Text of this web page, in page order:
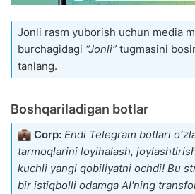
Jonli rasm yuborish uchun media
burchagidagi “Jonli” tugmasini
tanlang.
Boshqariladigan botlar
Corp: Endi Telegram botlari
tarmoqlarini loyihalash,
kuchli yangi qobiliyatni ochdi! Bu
bir istiqbolli odamga AI'ning